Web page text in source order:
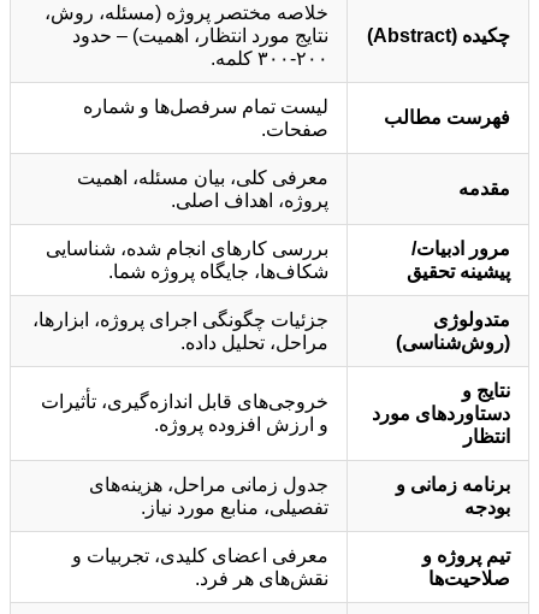
چکیده (Abstract)
خلاصه مختصر پروژه (مسئله، روش،
نتایج مورد انتظار، اهمیت) – حدود
۲۰۰-۳۰۰ کلمه.
فهرست مطالب
لیست تمام سرفصل‌ها و شماره
صفحات.
مقدمه
معرفی کلی، بیان مسئله، اهمیت
پروژه، اهداف اصلی.
مرور ادبیات/
پیشینه تحقیق
بررسی کارهای انجام شده، شناسایی
شکاف‌ها، جایگاه پروژه شما.
متدولوژی
(روش‌شناسی)
جزئیات چگونگی اجرای پروژه، ابزارها،
مراحل، تحلیل داده.
نتایج و
دستاوردهای مورد
انتظار
خروجی‌های قابل اندازه‌گیری، تأثیرات
و ارزش افزوده پروژه.
برنامه زمانی و
بودجه
جدول زمانی مراحل، هزینه‌های
تفصیلی، منابع مورد نیاز.
تیم پروژه و
صلاحیت‌ها
معرفی اعضای کلیدی، تجربیات و
نقش‌های هر فرد.